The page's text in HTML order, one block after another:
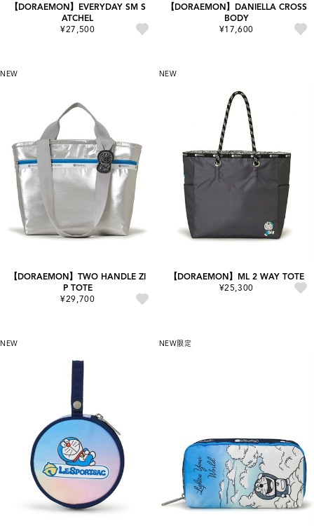
【DORAEMON】EVERYDAY SM S
ATCHEL
¥27,500
【DORAEMON】DANIELLA CROSS
BODY
¥17,600
NEW
【DORAEMON】TWO HANDLE ZI
P TOTE
¥29,700
NEW
【DORAEMON】ML 2 WAY TOTE
¥25,300
NEW NEW限定